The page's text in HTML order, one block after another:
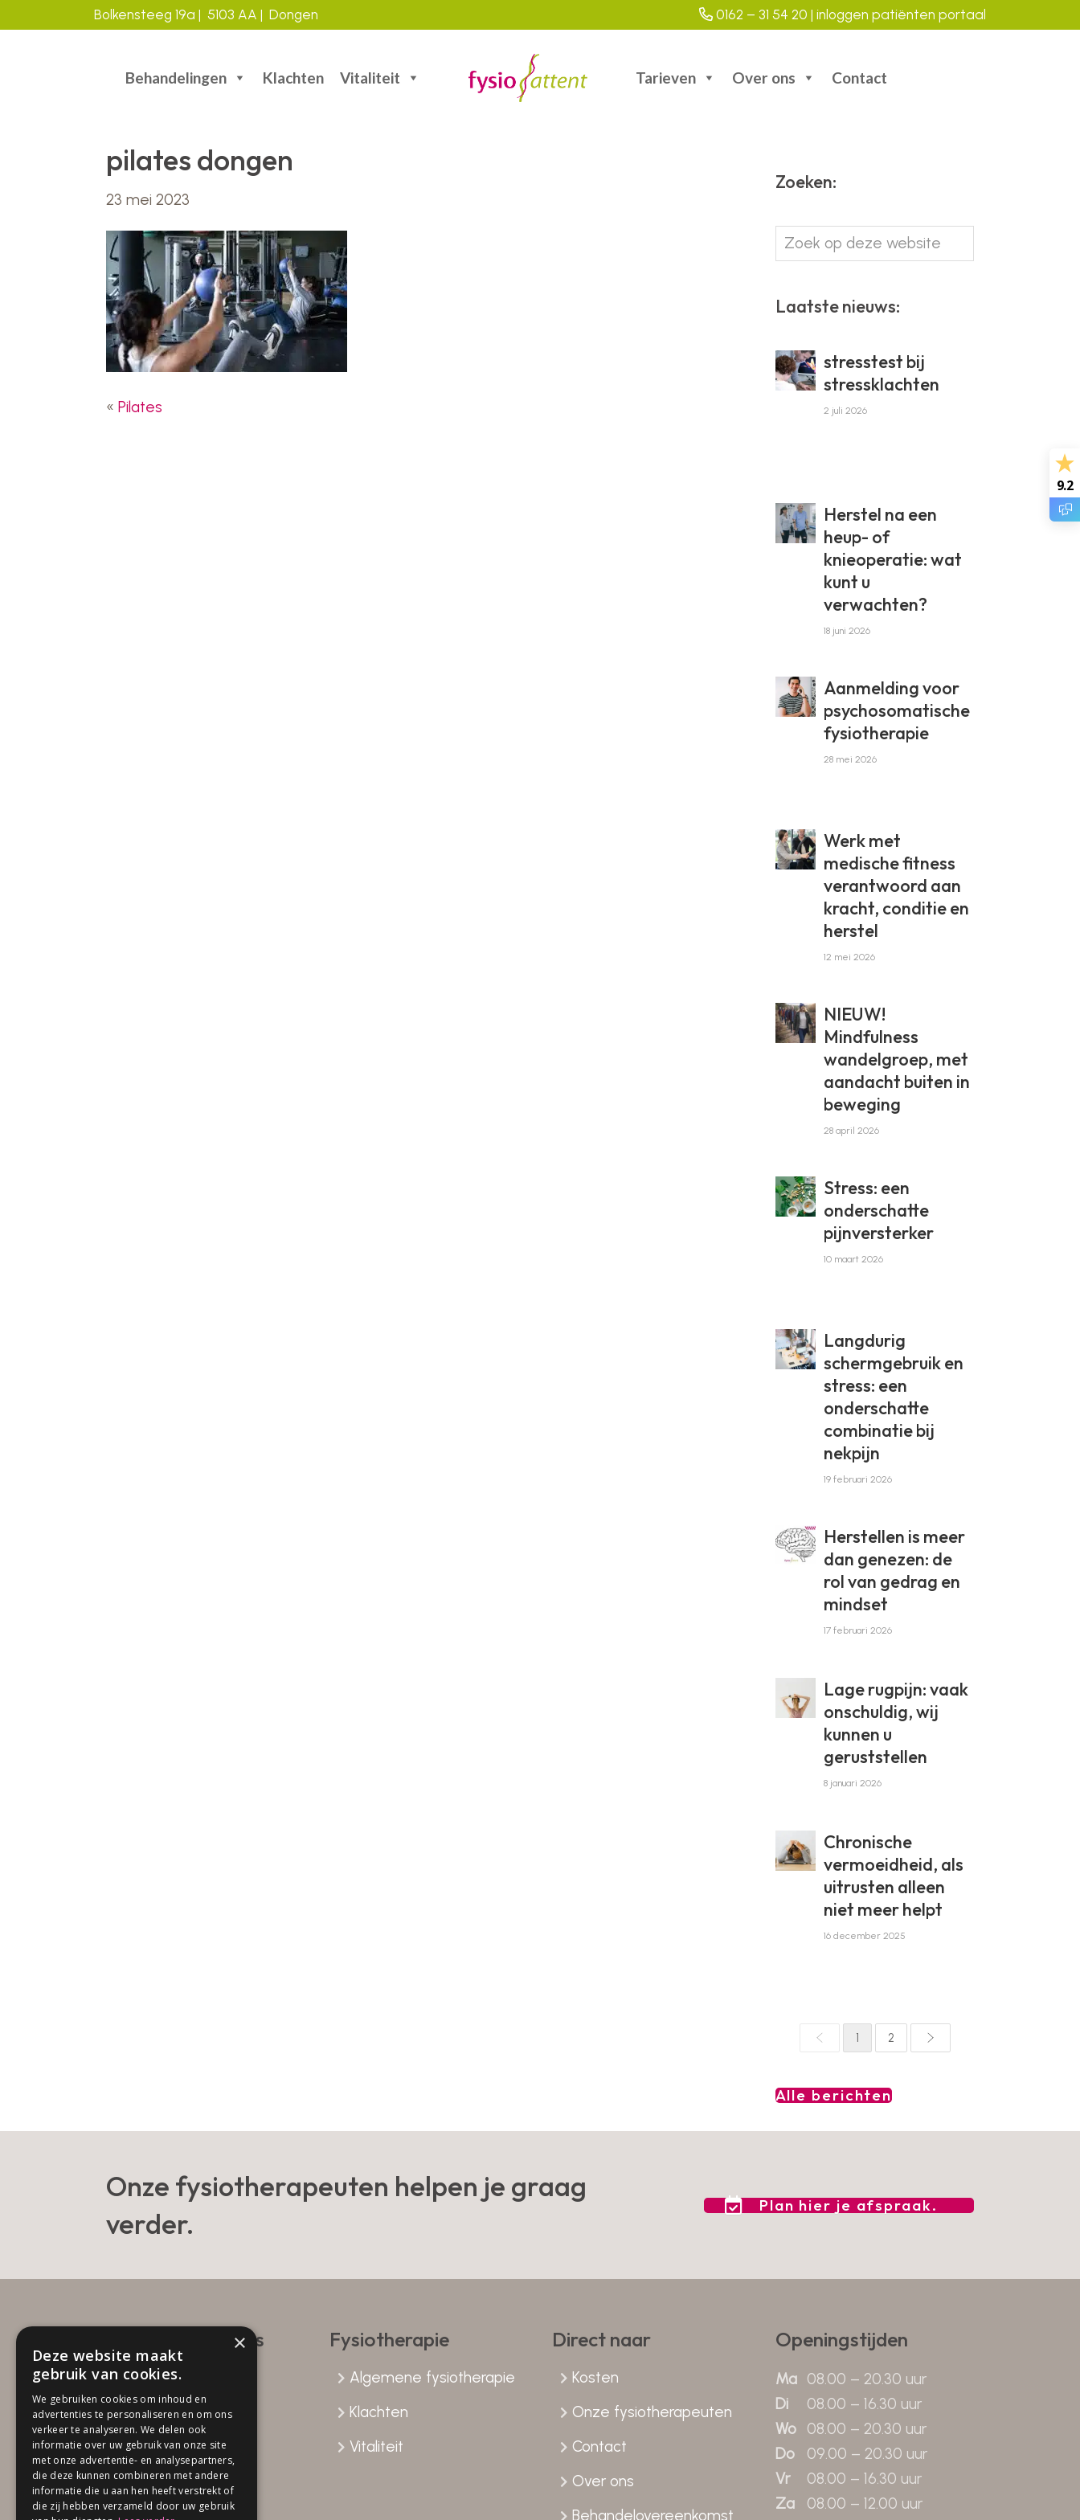
Bolkensteeg 19a | 5103 AA | Dongen 0162 – 31 54 20 | inloggen patiënten portaal
Header
Behandelingen Klachten Vitaliteit Tarieven Over ons Contact
pilates dongen
23 mei 2023
« Pilates
Zoeken:
Zoek
op
website
Laatste nieuws:
stresstest bij
stressklachten
2 juli 2026
Herstel na een
heup- of
knieoperatie: wat
kunt u
verwachten?
18 juni 2026
Aanmelding voor
psychosomatische
fysiotherapie
28 mei 2026
Werk met
medische fitness
verantwoord aan
kracht, conditie en
herstel
12 mei 2026
NIEUW!
Mindfulness
wandelgroep, met
aandacht buiten in
beweging
28 april 2026
Stress: een
onderschatte
pijnversterker
10 maart 2026
Langdurig
schermgebruik en
stress: een
onderschatte
combinatie bij
nekpijn
19 februari 2026
Herstellen is meer
dan genezen: de
rol van gedrag en
mindset
17 februari 2026
Lage rugpijn: vaak
onschuldig, wij
kunnen u
geruststellen
8 januari 2026
Chronische
vermoeidheid, als
uitrusten alleen
niet meer helpt
16 december 2025
1 2
Alle berichten
Onze fysiotherapeuten helpen je graag
verder.
Plan hier je afspraak.
Contactgegevens
Fysio Attent
Bolkensteeg 19a
5103 AA Dongen
0162 - 31 54 20
Fysiotherapie
Algemene fysiotherapie
Klachten
Vitaliteit
Direct naar
Kosten
Onze fysiotherapeuten
Contact
Over ons
Behandelovereenkomst
Openingstijden
Ma 08.00 – 20.30 uur
Di
08.00 – 16.30 uur
Wo
08.00 – 20.30 uur
Do
09.00 – 20.30 uur
Vr
08.00 – 16.30 uur
Za
08.00 – 12.00 uur
9.2
×
Deze website maakt
gebruik van cookies.
We gebruiken cookies om inhoud en
advertenties te personaliseren en om ons
verkeer te analyseren. We delen ook
informatie over uw gebruik van onze site
met onze advertentie- en analysepartners,
die deze kunnen combineren met andere
informatie die u aan hen heeft verstrekt of
die zij hebben verzameld door uw gebruik